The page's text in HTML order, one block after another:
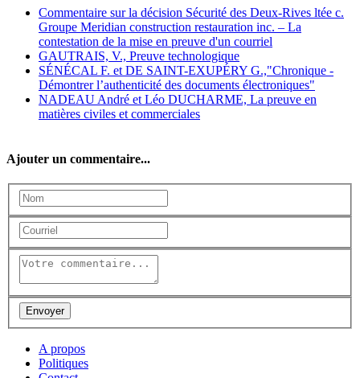
Commentaire sur la décision Sécurité des Deux-Rives ltée c.
Groupe Meridian construction restauration inc. – La
contestation de la mise en preuve d'un courriel
GAUTRAIS, V., Preuve technologique
SÉNÉCAL F. et DE SAINT-EXUPÉRY G.,"Chronique -
Démontrer l’authenticité des documents électroniques"
NADEAU André et Léo DUCHARME, La preuve en
matières civiles et commerciales
Ajouter un commentaire...
A propos
Politiques